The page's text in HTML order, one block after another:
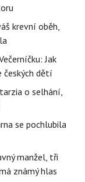
krevní oběh,
Jak
českých dětí
o selhání,
se pochlubila
manžel, tři
známý hlas